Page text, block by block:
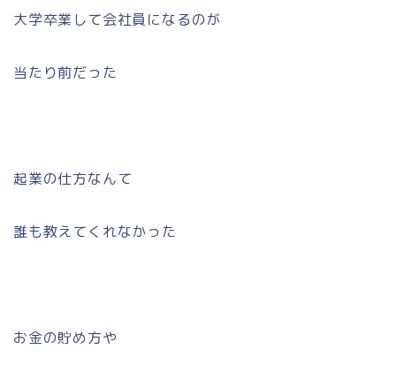
大学卒業して会社員になるのが
当たり前だった
起業の仕方なんて
誰も教えてくれなかった
お金の貯め方や